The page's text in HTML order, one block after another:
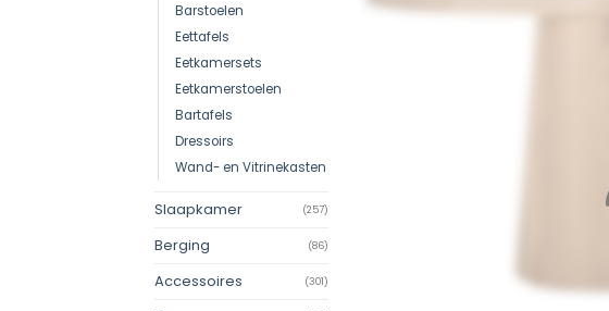
Barstoelen
Eettafels
Eetkamersets
Eetkamerstoelen
Bartafels
Dressoirs
Wand- en Vitrinekasten
Slaapkamer (257)
Berging (86)
Accessoires (301)